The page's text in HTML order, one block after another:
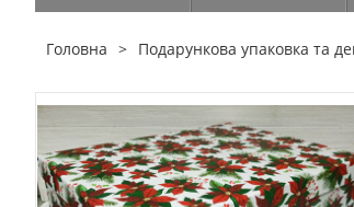
Головна Подарункова упаковка та